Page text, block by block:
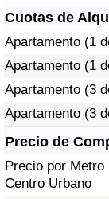
Cuotas de
Apartamento (1
Apartamento (1
Apartamento (3
Apartamento (3
Precio de
Precio por Metro
Centro Urbano
Índice de
Índice de
Índice de
Índice de
Índice de
Índice de
Índice de
Índice de
Índice de
Calificación
(Actual)